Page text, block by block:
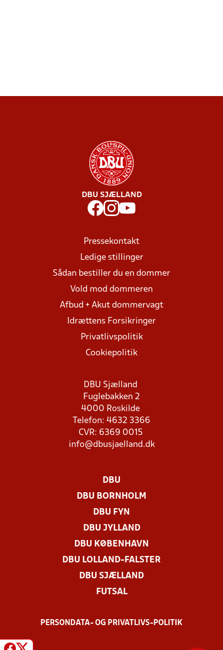
DBU SJÆLLAND
Pressekontakt
Ledige stillinger
Sådan bestiller du en dommer
Vold mod dommeren
Afbud + Akut dommervagt
Idrættens Forsikringer
Privatlivspolitik
Cookiepolitik
DBU Sjælland
Fuglebakken 2
4000 Roskilde
Telefon: 4632 3366
CVR: 6369 0015
info@dbusjaelland.dk
DBU
DBU BORNHOLM
DBU FYN
DBU JYLLAND
DBU KØBENHAVN
DBU LOLLAND-FALSTER
DBU SJÆLLAND
FUTSAL
PERSONDATA- OG PRIVATLIVS-POLITIK